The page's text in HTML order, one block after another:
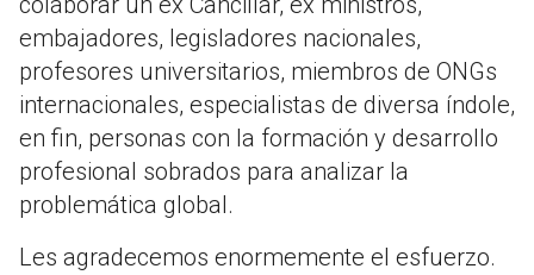
embajadores, legisladores nacionales,
profesores universitarios, miembros de ONGs
internacionales, especialistas de diversa índole,
en fin, personas con la formación y desarrollo
profesional sobrados para analizar la
problemática global.
Les agradecemos enormemente el esfuerzo.